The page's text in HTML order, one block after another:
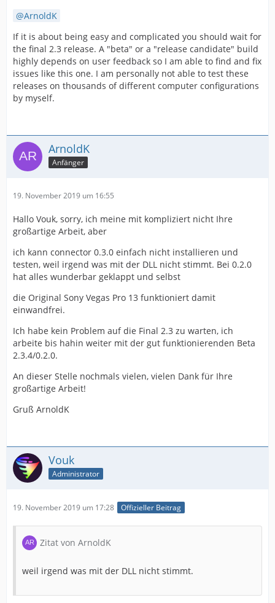
ArnoldK
If it is about being easy and complicated you should wait for
the final 2.3 release. A "beta" or a "release candidate" build
highly depends on user feedback so I am able to find and fix
issues like this one. I am personally not able to test these
releases on thousands of different computer configurations
by myself.
ArnoldK
Anfänger
19. November 2019 um 16:55
Hallo Vouk, sorry, ich meine mit kompliziert nicht Ihre
großartige Arbeit, aber
ich kann connector 0.3.0 einfach nicht installieren und
testen, weil irgend was mit der DLL nicht stimmt. Bei 0.2.0
hat alles wunderbar geklappt und selbst
die Original Sony Vegas Pro 13 funktioniert damit
einwandfrei.
Ich habe kein Problem auf die Final 2.3 zu warten, ich
arbeite bis hahin weiter mit der gut funktionierenden Beta
2.3.4/0.2.0.
An dieser Stelle nochmals vielen, vielen Dank für Ihre
großartige Arbeit!
Gruß ArnoldK
Vouk
Administrator
19. November 2019 um 17:28 Offizieller Beitrag
Zitat von ArnoldK
weil irgend was mit der DLL nicht stimmt.